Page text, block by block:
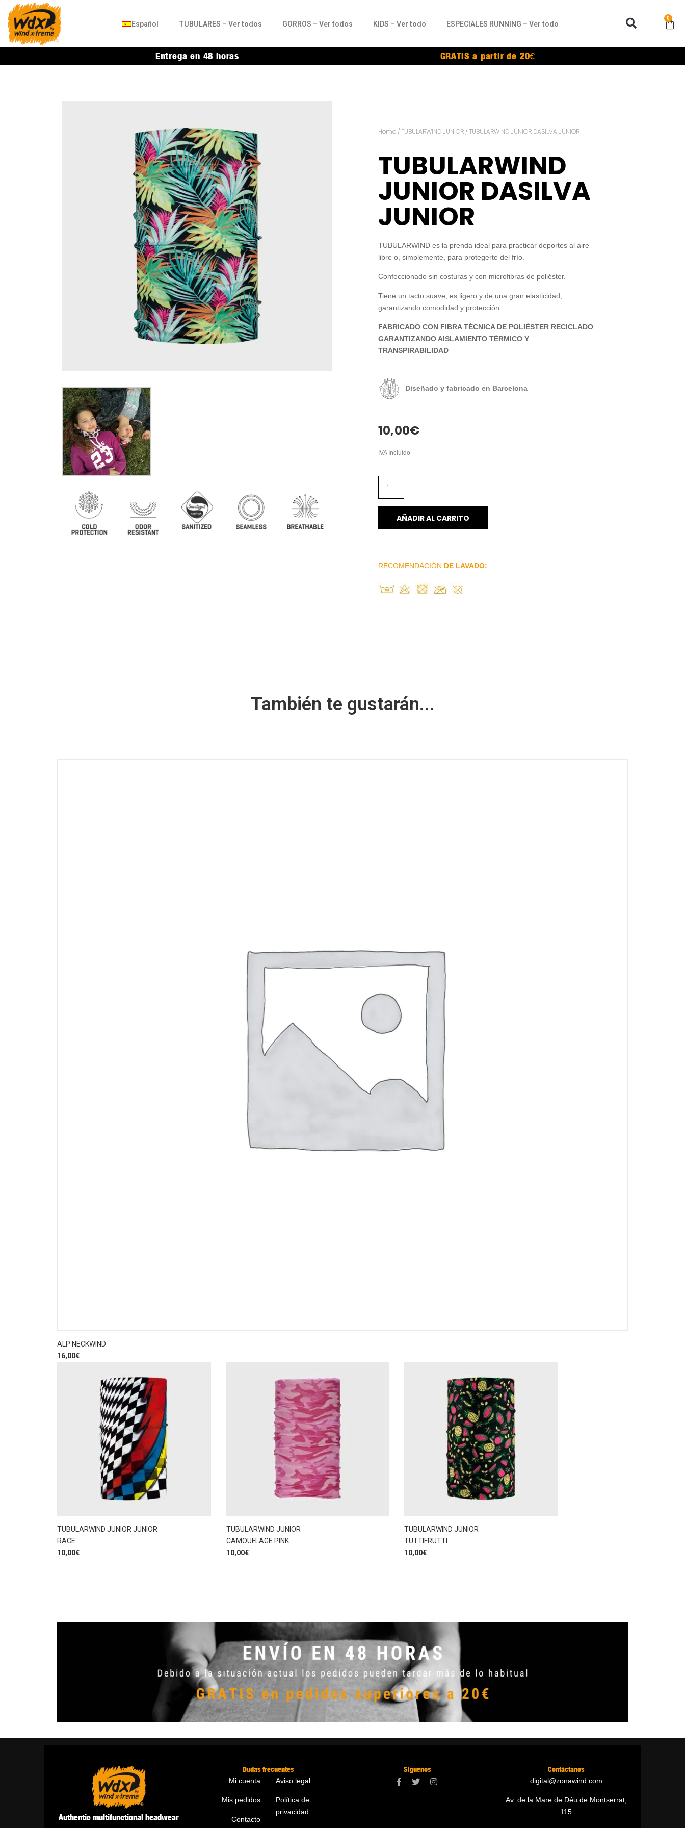
Español TUBULARES – Ver todos GORROS – Ver todos KIDS – Ver todo ESPECIALES RUNNING – Ver todo
0
Entrega en 48 horas GRATIS a partir de 20€
Home / TUBULARWIND JUNIOR / TUBULARWIND JUNIOR DASILVA JUNIOR
TUBULARWIND
JUNIOR DASILVA
JUNIOR
TUBULARWIND es la prenda ideal para practicar deportes al aire
libre o, simplemente, para protegerte del frío.
Confeccionado sin costuras y con microfibras de poliéster.
Tiene un tacto suave, es ligero y de una gran elasticidad,
garantizando comodidad y protección.
FABRICADO CON FIBRA TÉCNICA DE POLIÉSTER RECICLADO
GARANTIZANDO AISLAMIENTO TÉRMICO Y
TRANSPIRABILIDAD
Diseñado y fabricado en Barcelona
10,00€
IVA Incluído
AÑADIR AL CARRITO
RECOMENDACIÓN DE LAVADO:
También te gustarán...
ALP NECKWIND
16,00€
TUBULARWIND JUNIOR JUNIOR
RACE
10,00€
TUBULARWIND JUNIOR
CAMOUFLAGE PINK
10,00€
TUBULARWIND JUNIOR
TUTTIFRUTTI
10,00€
Authentic multifunctional headwear
Dudas frecuentes
Mi cuenta
Mis pedidos
Contacto
Aviso legal
Política de
privacidad
Síguenos Contáctanos
digital@zonawind.com
Av. de la Mare de Déu de Montserrat,
115